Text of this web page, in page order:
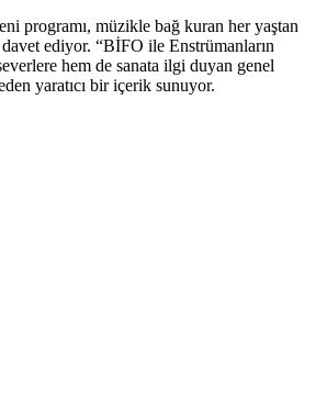
programı, müzikle bağ kuran her yaştan
ediyor. “BİFO ile Enstrümanların
hem de sanata ilgi duyan genel
yaratıcı bir içerik sunuyor.